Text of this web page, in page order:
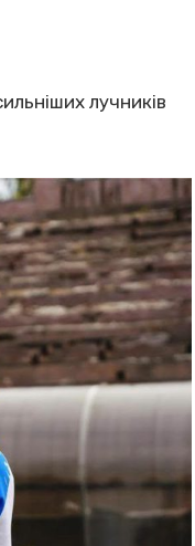
лучників